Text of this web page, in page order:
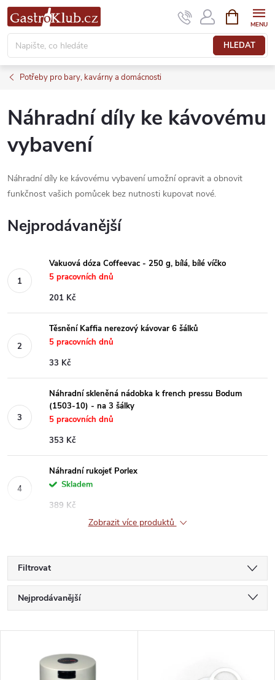
Přejít
na
obsah
HLEDAT
NÁKUPNÍ
KOŠÍK
Potřeby pro bary, kavárny a domácnosti
Náhradní díly ke kávovému
vybavení
Náhradní díly ke kávovému vybavení umožní opravit a obnovit
funkčnost vašich pomůcek bez nutnosti kupovat nové.
Nejprodávanější
Vakuová dóza Coffeevac - 250 g, bílá, bílé víčko
5 pracovních dnů
201 Kč
Těsnění Kaffia nerezový kávovar 6 šálků
5 pracovních dnů
33 Kč
Náhradní skleněná nádobka k french pressu Bodum
(1503-10) - na 3 šálky
5 pracovních dnů
353 Kč
Náhradní rukojeť Porlex
Skladem
389 Kč
Zobrazit více produktů
Filtrovat
Ř
a
Nejprodávanější
Abecedně